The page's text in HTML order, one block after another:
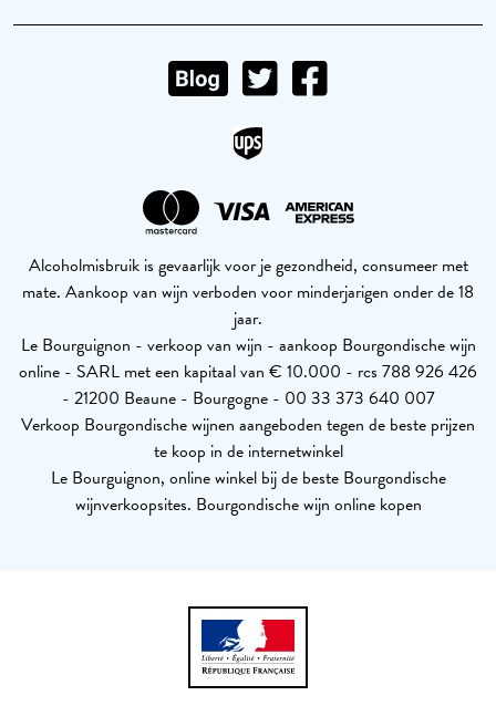
Alcoholmisbruik is gevaarlijk voor je gezondheid, consumeer met
mate. Aankoop van wijn verboden voor minderjarigen onder de 18
jaar.
Le Bourguignon - verkoop van wijn - aankoop Bourgondische wijn
online - SARL met een kapitaal van € 10.000 - rcs 788 926 426
- 21200 Beaune - Bourgogne - 00 33 373 640 007
Verkoop Bourgondische wijnen aangeboden tegen de beste prijzen
te koop in de internetwinkel
Le Bourguignon, online winkel bij de beste Bourgondische
wijnverkoopsites. Bourgondische wijn online kopen